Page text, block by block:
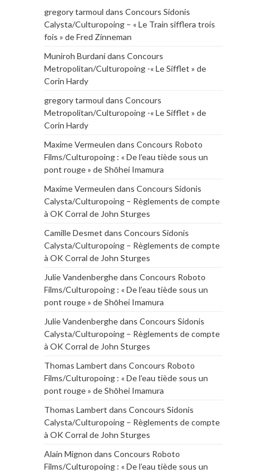
gregory tarmoul dans Concours Sidonis
Calysta/Culturopoing – « Le Train sifflera trois
fois » de Fred Zinneman
Muniroh Burdanidans Concours
Metropolitan/Culturopoing -« Le Sifflet » de
Corin Hardy
gregory tarmoul dans Concours
Metropolitan/Culturopoing -« Le Sifflet » de
Corin Hardy
Maxime Vermeulen dans Concours Roboto
Films/Culturopoing : « De l’eau tiède sous un
pont rouge » de Shōhei Imamura
Maxime Vermeulen dans Concours Sidonis
Calysta/Culturopoing – Règlements de compte
à OK Corral de John Sturges
Camille Desmet dans Concours Sidonis
Calysta/Culturopoing – Règlements de compte
à OK Corral de John Sturges
Julie Vandenberghedans Concours Roboto
Films/Culturopoing : « De l’eau tiède sous un
pont rouge » de Shōhei Imamura
Julie Vandenberghedans Concours Sidonis
Calysta/Culturopoing – Règlements de compte
à OK Corral de John Sturges
Thomas Lambert dans Concours Roboto
Films/Culturopoing : « De l’eau tiède sous un
pont rouge » de Shōhei Imamura
Thomas Lambert dans Concours Sidonis
Calysta/Culturopoing – Règlements de compte
à OK Corral de John Sturges
Alain Mignon dans Concours Roboto
Films/Culturopoing : « De l’eau tiède sous un